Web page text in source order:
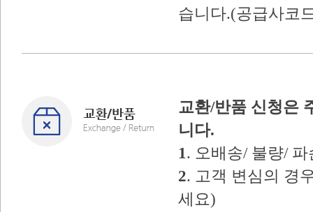
습니다.(공급사코
교환/반품 신청은
니다.
1. 오배송/ 불량/
2. 고객 변심의 경
세요)